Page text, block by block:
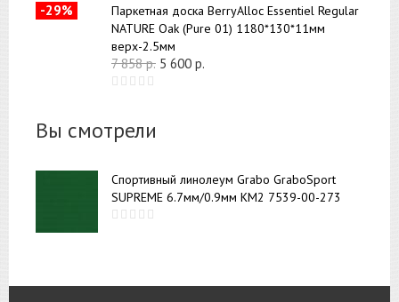
Паркетная доска BerryAlloc Essentiel Regular
NATURE Oak (Pure 01) 1180*130*11мм
верх-2.5мм
7 858р. 5 600 р.
-29%
Вы смотрели
Спортивный линолеум Grabo GraboSport
SUPREME 6.7мм/0.9мм КМ2 7539-00-273